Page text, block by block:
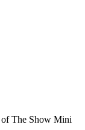
The Show Mini